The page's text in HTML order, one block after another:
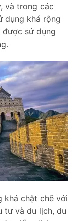
và trong các
dụng khá rộng
được sử dụng
khá chặt chẽ với
tư và du lịch, du